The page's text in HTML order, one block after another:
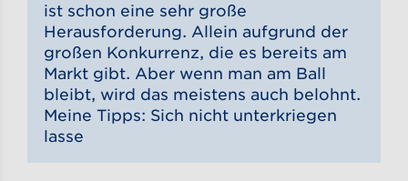
ist schon eine sehr große
Herausforderung. Allein aufgrund der
großen Konkurrenz, die es bereits am
Markt gibt. Aber wenn man am Ball
bleibt, wird das meistens auch belohnt.
Meine Tipps: Sich nicht unterkriegen
lasse